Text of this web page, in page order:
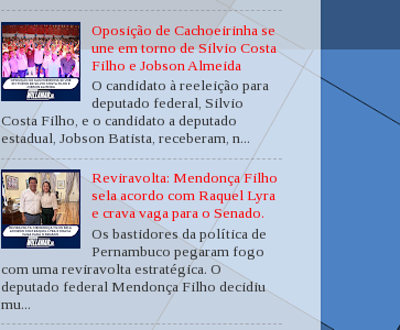
Oposição de Cachoeirinha se
une em torno de Silvio Costa
Filho e Jobson Almeida
O candidato à reeleição para
deputado federal, Silvio
Costa Filho, e o candidato a deputado
estadual, Jobson Batista, receberam, n...
Reviravolta: Mendonça Filho
sela acordo com Raquel Lyra
e crava vaga para o Senado.
Os bastidores da política de
Pernambuco pegaram fogo
com uma reviravolta estratégica. O
deputado federal Mendonça Filho decidiu
mu...